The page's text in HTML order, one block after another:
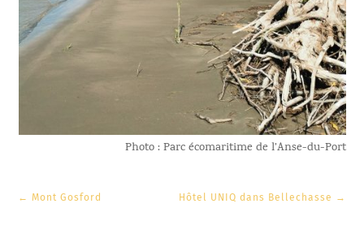
Photo : Parc écomaritime de l’Anse-du-Port
← Mont Gosford Hôtel UNIQ dans Bellechasse →